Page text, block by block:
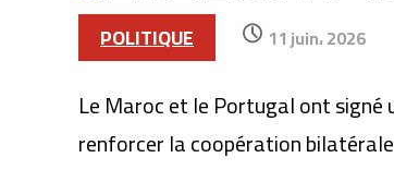
POLITIQUE 11 juin، 2026
Le Maroc et le Portugal ont signé
renforcer la coopération